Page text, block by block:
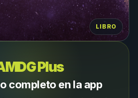
LIBRO
Plus
completo en la app